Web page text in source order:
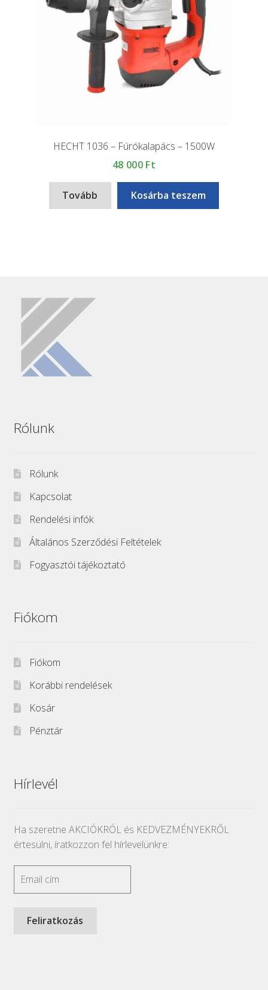
HECHT 1036 – Fúrókalapács – 1500W
48 000 Ft
Tovább Kosárba teszem
Rólunk
Rólunk
Kapcsolat
Rendelési infók
Általános Szerződési Feltételek
Fogyasztói tájékoztató
Fiókom
Fiókom
Korábbi rendelések
Kosár
Pénztár
Hírlevél
Ha szeretne AKCIÓKRÓL és KEDVEZMÉNYEKRŐL
értesülni, íratkozzon fel hírlevelünkre: